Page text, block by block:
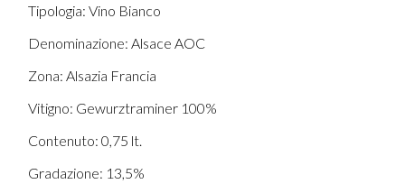
Tipologia: Vino Bianco
Denominazione: Alsace AOC
Zona: Alsazia Francia
Vitigno: Gewurztraminer 100%
Contenuto: 0,75 lt.
Gradazione: 13,5%